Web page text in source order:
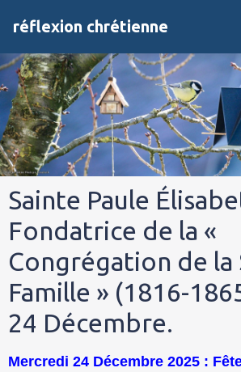
réflexion chrétienne
Sainte Paule
Fondatrice de la «
Congrégation de la
Famille » (1816-
24 Décembre.
Mercredi 24 Décembre 2025 :